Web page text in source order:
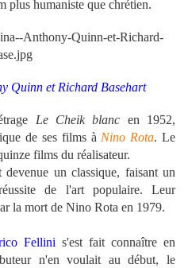
plus humaniste que chrétien.
Quinn et Richard Basehart
Le Cheik blanc en 1952,
de ses films à Nino Rota. Le
films du réalisateur.
un classique, faisant un
de l'art populaire.
Leur
la mort de Nino Rota en 1979.
Fellini s'est fait connaître en
n'en voulait au début, le